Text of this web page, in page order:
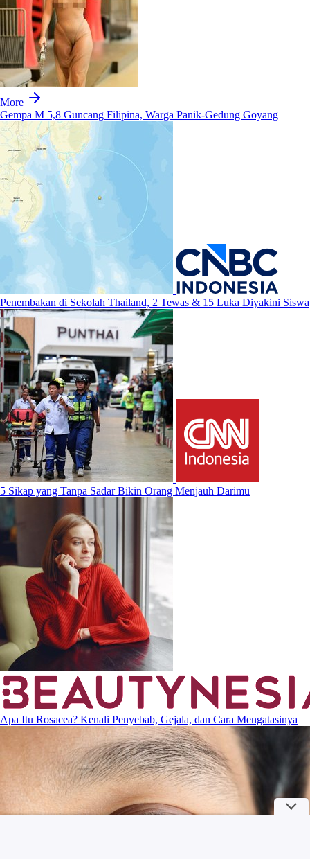
More
Gempa M 5,8 Guncang Filipina, Warga Panik-Gedung Goyang
Penembakan di Sekolah Thailand, 2 Tewas & 15 Luka Diyakini Siswa
5 Sikap yang Tanpa Sadar Bikin Orang Menjauh Darimu
Apa Itu Rosacea? Kenali Penyebab, Gejala, dan Cara Mengatasinya